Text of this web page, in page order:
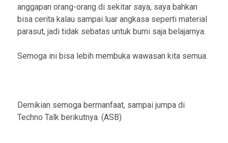
anggapan orang-orang di sekitar saya, saya bahkan
bisa cerita kalau sampai luar angkasa seperti material
parasut, jadi tidak sebatas untuk bumi saja belajarnya.
Semoga ini bisa lebih membuka wawasan kita semua.
Demikian semoga bermanfaat, sampai jumpa di
Techno Talk berikutnya. (ASB)